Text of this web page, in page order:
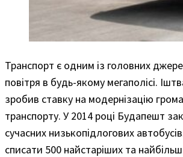
Транспорт є одним із головних
повітря в будь-якому мегаполісі.
зробив ставку на модернізацію
транспорту. У 2014 році Будапешт
сучасних низькопідлогових
списати 500 найстаріших та